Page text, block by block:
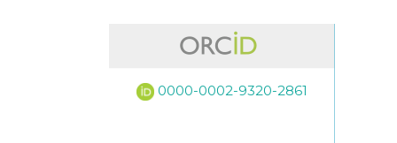
0000-0002-9320-2861